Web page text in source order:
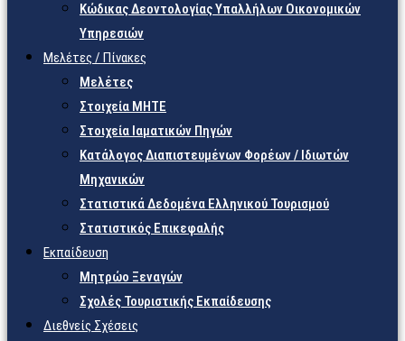
Κώδικας Δεοντολογίας Υπαλλήλων Οικονομικών
Υπηρεσιών
Μελέτες / Πίνακες
Μελέτες
Στοιχεία ΜΗΤΕ
Στοιχεία Ιαματικών Πηγών
Κατάλογος Διαπιστευμένων Φορέων / Ιδιωτών
Μηχανικών
Στατιστικά Δεδομένα Ελληνικού Τουρισμού
Στατιστικός Επικεφαλής
Εκπαίδευση
Μητρώο Ξεναγών
Σχολές Τουριστικής Εκπαίδευσης
Διεθνείς Σχέσεις